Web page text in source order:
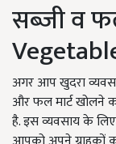
सब्जी व
अगर आप खुदरा
और फल मार्ट खोलने
है. इस व्यवसाय के